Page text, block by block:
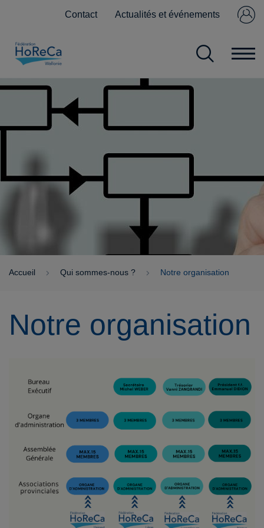
Contact Actualités et événements
membre ?
Accueil Qui sommes-nous ? Notre organisation
Notre organisation